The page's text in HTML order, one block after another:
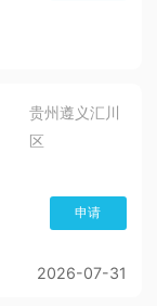
贵州遵义汇川
区
申请
2026-07-31